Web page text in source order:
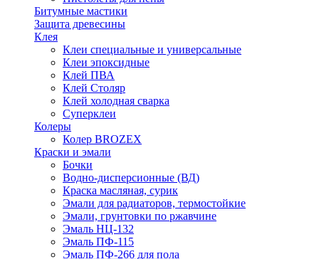
Битумные мастики
Защита древесины
Клея
Клеи специальные и универсальные
Клеи эпоксидные
Клей ПВА
Клей Столяр
Клей холодная сварка
Суперклеи
Колеры
Колер BROZEX
Краски и эмали
Бочки
Водно-дисперсионные (ВД)
Краска масляная, сурик
Эмали для радиаторов, термостойкие
Эмали, грунтовки по ржавчине
Эмаль НЦ-132
Эмаль ПФ-115
Эмаль ПФ-266 для пола